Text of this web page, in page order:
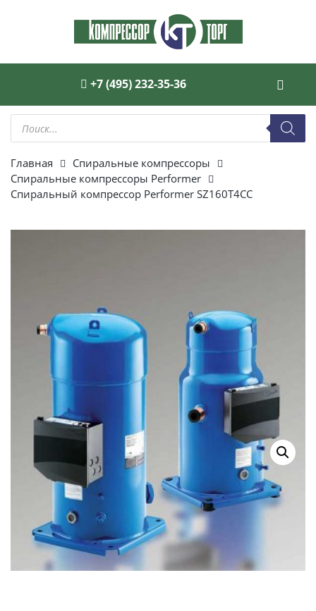
+7 (495) 232-35-36
Поиск
товаров
Главная
Спиральные компрессоры
Спиральные компрессоры Performer
Спиральный компрессор Performer SZ160T4CC